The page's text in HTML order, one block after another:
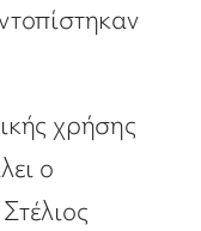
χρήσης
ο